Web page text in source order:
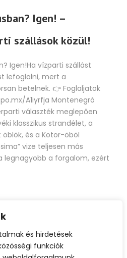
és hirdetések
funkciók
Igen! –
szállások közül!
Igen!Ha vízparti szállást
lefoglalni, mert a
betelnek. 👉 Foglaljatok
A1iyrfja Montenegró
választék meglepően
klasszikus strandélet, a
és a Kotor-öböl
vize teljesen más
legnagyobb a forgalom, ezért